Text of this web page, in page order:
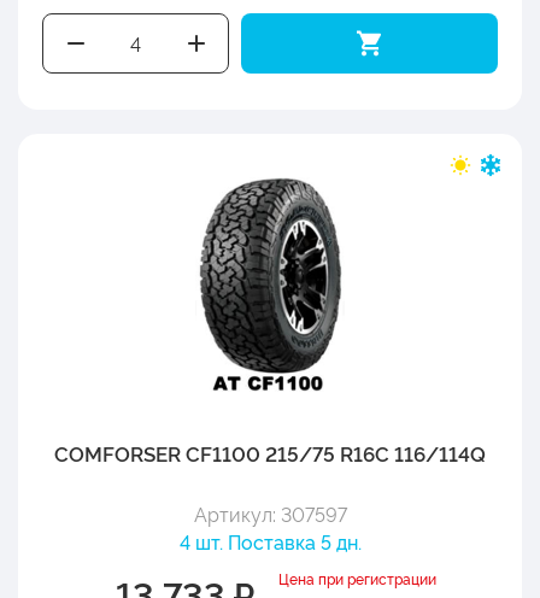
COMFORSER CF1100 215/75 R16C 116/114Q
Артикул: 307597
4 шт. Поставка 5 дн.
Цена при регистрации